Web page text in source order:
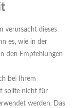
verursacht dieses
es, wie in der
den Empfehlungen
bei Ihrem
sollte nicht für
werden. Das